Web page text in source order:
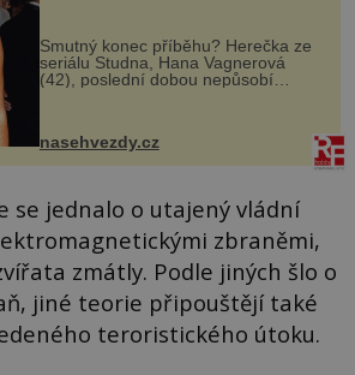
Smutný konec příběhu? Herečka ze
seriálu Studna, Hana Vagnerová
(42), poslední dobou nepůsobí
nasehvezdy.cz
se jednalo o utajený vládní
zbraněmi,
zmátly. Podle jiných šlo o
jiné teorie připouštějí také
teroristického útoku.